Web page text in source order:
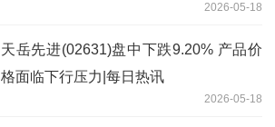
2026-05-18
天岳先进(02631)盘中下跌9.20% 产品价
格面临下行压力|每日热讯
2026-05-18